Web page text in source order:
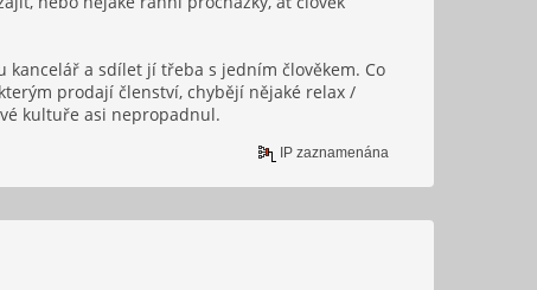
kancelář a sdílet jí třeba s jedním člověkem. Co
prodají členství, chybějí nějaké relax /
kultuře asi nepropadnul.
IP zaznamenána